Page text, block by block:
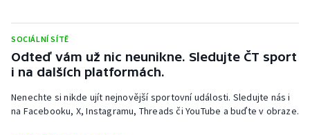
Short track
Sportovní střelba
Stolní tenis
SOCIÁLNÍ SÍTĚ
Odteď vám už nic neunikne. Sledujte ČT sport
i na dalších platformách.
Nenechte si nikde ujít nejnovější sportovní události. Sledujte nás i
na Facebooku, X, Instagramu, Threads či YouTube a buďte v obraze.